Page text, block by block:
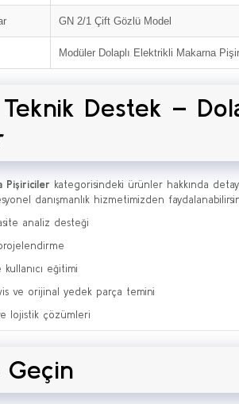
GN 2/1 Çift Gözlü Model
Modüler Dolaplı Elektrikli Makarna
Teknik Destek –
Pişiriciler kategorisindeki ürünler hakkında
danışmanlık hizmetimizden
analiz desteği
eğitimi
ve orijinal yedek parça temini
lojistik çözümleri
Geçin